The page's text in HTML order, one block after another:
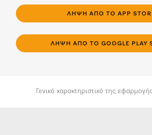
ΛΉΨΗ ΑΠΌ ΤΟ APP
ΛΉΨΗ ΑΠΌ ΤΟ GOOGLE PLAY
Γενικό χαρακτηριστικό της